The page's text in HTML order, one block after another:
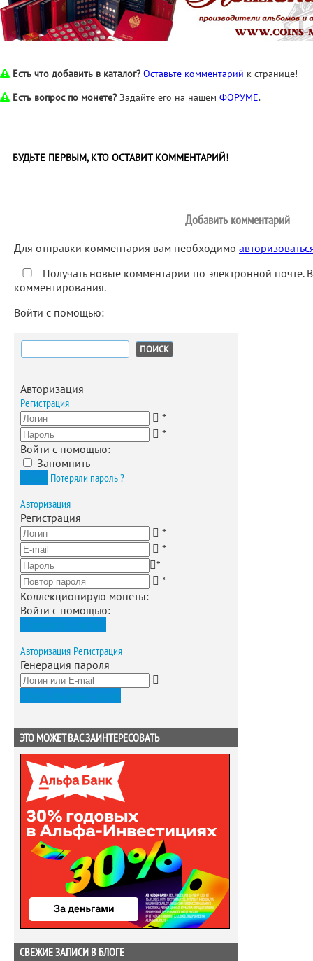
Есть что добавить в каталог? Оставьте комментарий к странице!
Есть вопрос по монете? Задайте его на нашем ФОРУМЕ.
БУДЬТЕ ПЕРВЫМ, КТО ОСТАВИТ КОММЕНТАРИЙ!
Добавить комментарий
Для отправки комментария вам необходимо
Получать новые комментарии по электронной почте.
комментирования.
Войти с помощью:
Найти:
Авторизация
Регистрация
*
*
Войти с помощью:
Запомнить
Потеряли пароль ?
Авторизация
Регистрация
*
*
*
*
Коллекционирую монеты:
Войти с помощью:
Авторизация Регистрация
Генерация пароля
ЭТО МОЖЕТ ВАС ЗАИНТЕРЕСОВАТЬ
СВЕЖИЕ ЗАПИСИ В БЛОГЕ